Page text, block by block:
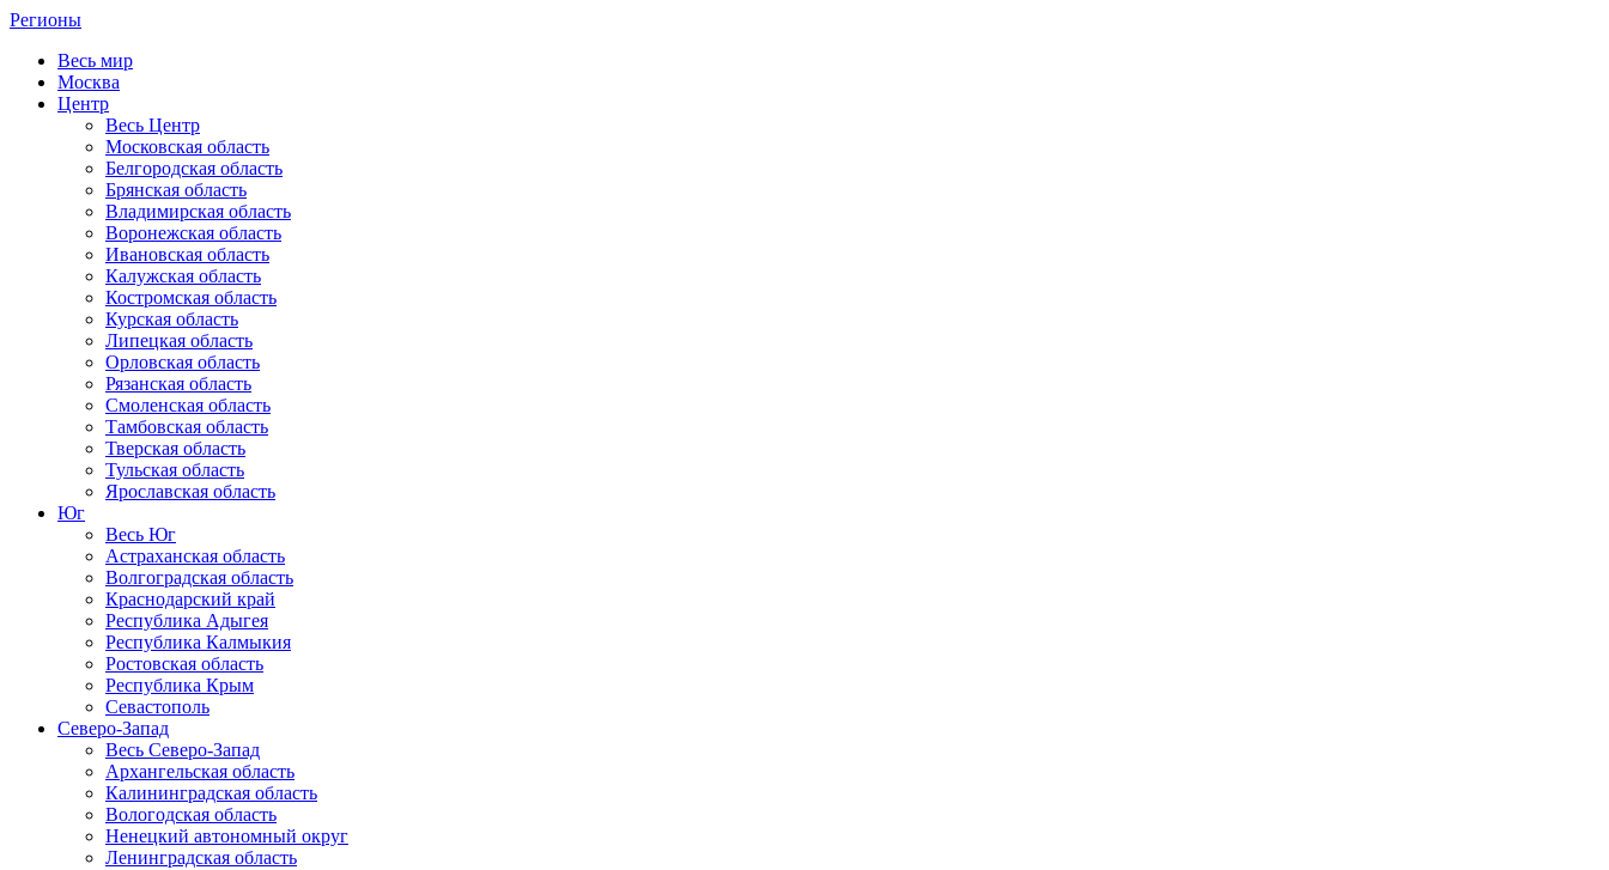
Регионы
Весь мир
Москва
Центр
Весь Центр
Московская область
Белгородская область
Брянская область
Владимирская область
Воронежская область
Ивановская область
Калужская область
Костромская область
Курская область
Липецкая область
Орловская область
Рязанская область
Смоленская область
Тамбовская область
Тверская область
Тульская область
Ярославская область
Юг
Весь Юг
Астраханская область
Волгоградская область
Краснодарский край
Республика Адыгея
Республика Калмыкия
Ростовская область
Республика Крым
Севастополь
Северо-Запад
Весь Северо-Запад
Архангельская область
Калининградская область
Вологодская область
Ненецкий автономный округ
Ленинградская область